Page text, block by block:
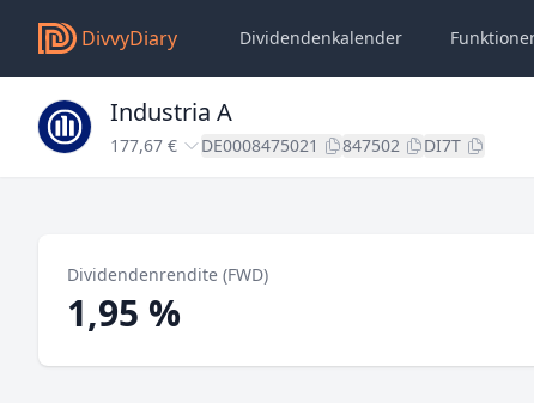
DivvyDiary Dividendenkalender
Industria A
177,67 € DE0008475021 847502 DI7T
Dividendenrendite (FWD)
1,95 %